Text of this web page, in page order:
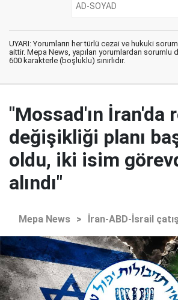
UYARI: Yorumların her türlü cezai ve hukuki
aittir. Mepa News, yapılan yorumlardan sorumlu
600 karakterle (boşluklu) sınırlıdır.
"Mossad'ın İran'da
değişikliği planı
oldu, iki isim
alındı"
Mepa News > İran-ABD-İsrail